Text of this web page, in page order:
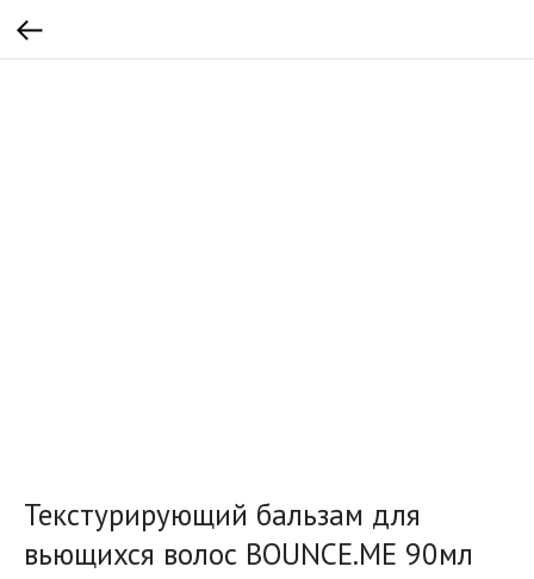
Текстурирующий бальзам для
вьющихся волос BOUNCE.ME 90мл